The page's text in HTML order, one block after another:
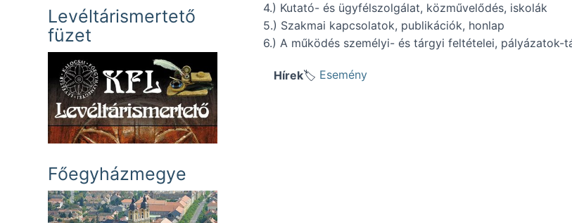
Levéltárismertető
füzet
Főegyházmegye
4.) Kutató- és ügyfélszolgálat, közművelődés, iskolák
5.) Szakmai kapcsolatok, publikációk, honlap
6.) A működés személyi- és tárgyi feltételei, pályázatok-
Hírek Esemény